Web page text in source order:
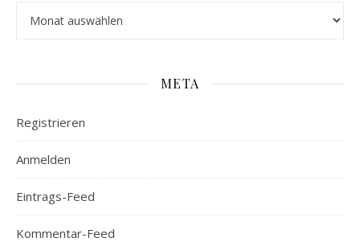
META
Registrieren
Anmelden
Eintrags-Feed
Kommentar-Feed